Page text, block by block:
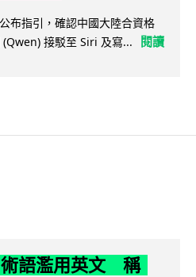
布指引，確認中國大陸合資格
接駁至 Siri 及寫...
閱讀
術語濫用英文 稱